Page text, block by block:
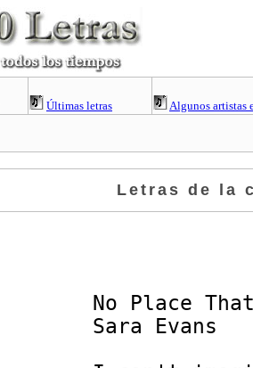
Últimas letras Algunos artistas
Letras de la